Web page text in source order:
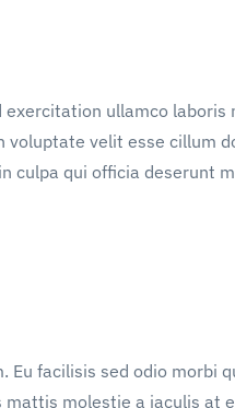
ullamco
velit esse cillum
culpa qui officia deserunt
facilisis sed odio morbi
molestie a iaculis at